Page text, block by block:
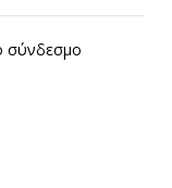
σύνδεσμο